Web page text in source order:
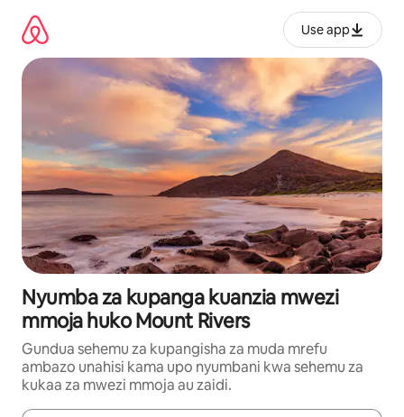
kwenda
kwenye
maudhui
Use app
Nyumba za kupanga kuanzia mwezi
mmoja huko Mount Rivers
Gundua sehemu za kupangisha za muda mrefu
ambazo unahisi kama upo nyumbani kwa sehemu za
kukaa za mwezi mmoja au zaidi.